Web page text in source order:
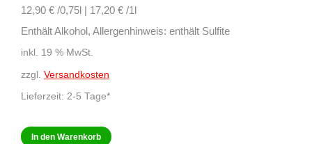
12,90 € /0,75l | 17,20 € /1l
Enthält Alkohol, Allergenhinweis: enthält Sulfite
inkl. 19 % MwSt.
zzgl. Versandkosten
Lieferzeit: 2-5 Tage*
In den Warenkorb